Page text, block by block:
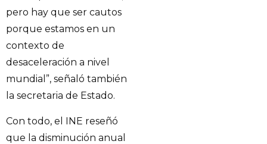
pero hay que ser cautos
porque estamos en un
contexto de
desaceleración a nivel
mundial”, señaló también
la secretaria de Estado.
Con todo, el INE reseñó
que la disminución anual